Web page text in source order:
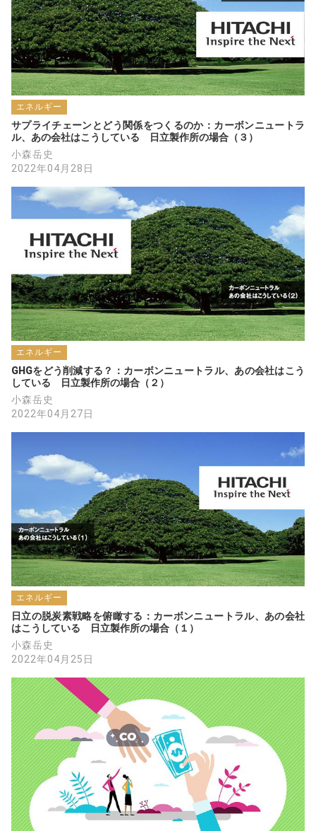
エネルギー
サプライチェーンとどう関係をつくるのか：カーボンニュートラ
ル、あの会社はこうしている　日立製作所の場合（３）
小森岳史
2022年04月28日
エネルギー
GHGをどう削減する？：カーボンニュートラル、あの会社はこう
している　日立製作所の場合（２）
小森岳史
2022年04月27日
エネルギー
日立の脱炭素戦略を俯瞰する：カーボンニュートラル、あの会社
はこうしている　日立製作所の場合（１）
小森岳史
2022年04月25日